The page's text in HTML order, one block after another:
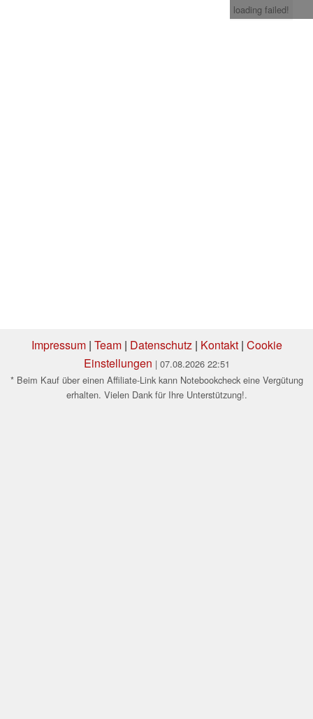
loading failed!
Impressum| Team| Datenschutz| Kontakt| Cookie
Einstellungen | 07.08.2026 22:51
* Beim Kauf über einen Affiliate-Link kann Notebookcheck eine Vergütung
erhalten. Vielen Dank für Ihre Unterstützung!.